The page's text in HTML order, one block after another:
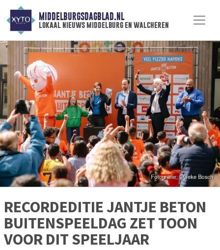
MIDDELBURGSDAGBLAD.NL
lokaal nieuws middelburg en walcheren
RECORDEDITIE JANTJE BETON
BUITENSPEELDAG ZET TOON
VOOR DIT SPEELJAAR